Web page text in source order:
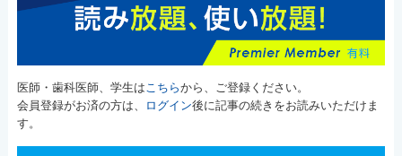
医師・歯科医師、学生はこちらから、ご登録ください。
会員登録がお済の方は、
ログイン後に記事の続きをお読みいただけま
す。